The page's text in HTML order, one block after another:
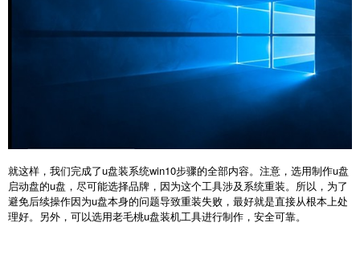
就这样，我们完成了u盘装系统win10步骤的全部内容。注意，选用制作u盘
启动盘的u盘，尽可能选择品牌，因为这个工具涉及系统重装。所以，为了
避免后续操作因为u盘本身的问题导致重装失败，最好就是直接从根本上处
理好。另外，可以选用老毛桃u盘装机工具进行制作，安全可靠。